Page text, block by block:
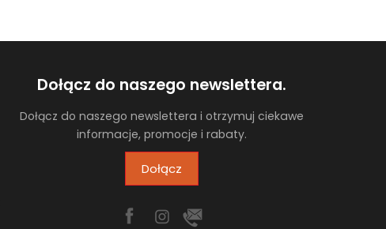
Dołącz do naszego newslettera.
Dołącz do naszego newslettera i otrzymuj ciekawe
informacje, promocje i rabaty.
Dołącz